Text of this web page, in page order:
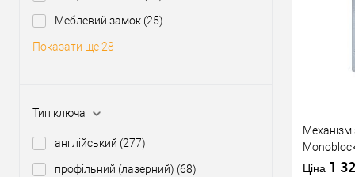
Меблевий замок (25)
Показати ще 28
Тип ключа
англійський (277)
профільний (лазерний) (68)
У
Матеріал
Механізм
матовий
Ціна 1